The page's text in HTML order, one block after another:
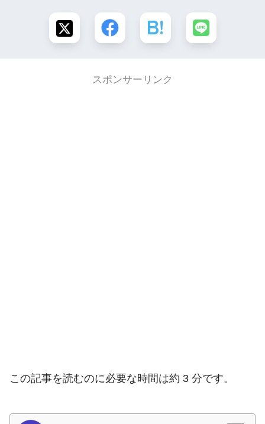
スポンサーリンク
この記事を読むのに必要な時間は約 3 分です。